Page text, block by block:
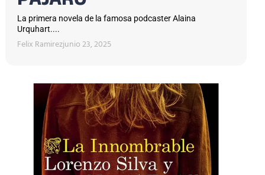
La primera novela de la famosa podcaster Alaina
Urquhart....
Felix Ramirezjunio 23, 2025